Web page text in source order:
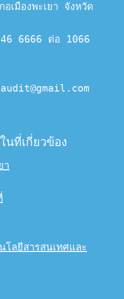
เมืองพะเยา จังหวัด
6666 ต่อ 1066
นที่เกี่ยวข้อง
า
โลยีสารสนเทศและ